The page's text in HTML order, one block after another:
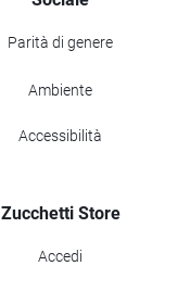
Parità di genere
Ambiente
Accessibilità
Zucchetti Store
Accedi